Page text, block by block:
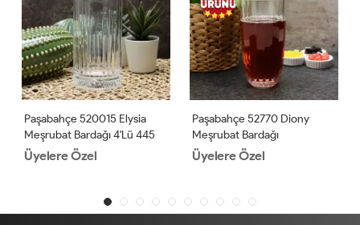
Paşabahçe 520015 Elysia
Meşrubat Bardağı 4'lü 445
Cc
Üyelere Özel
Paşabahçe 52770 Diony
Meşrubat Bardağı
Üyelere Özel